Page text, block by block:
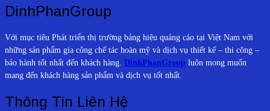
DinhPhanGroup
Với mục tiêu Phát triển thị trường bảng hiệu quảng cáo tại Việt Nam với
những sản phẩm gia công chế tác hoàn mỹ và dịch vụ thiết kế – thi công –
bảo hành tốt nhất đến khách hàng. DinhPhanGroup luôn mong muốn
mang đến khách hàng sản phẩm và dịch vụ tốt nhất.
Thông Tin Liên Hệ